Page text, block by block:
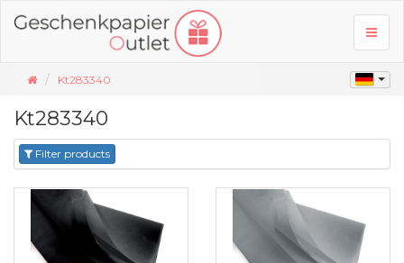
Kt283340
Kt283340
Filter products